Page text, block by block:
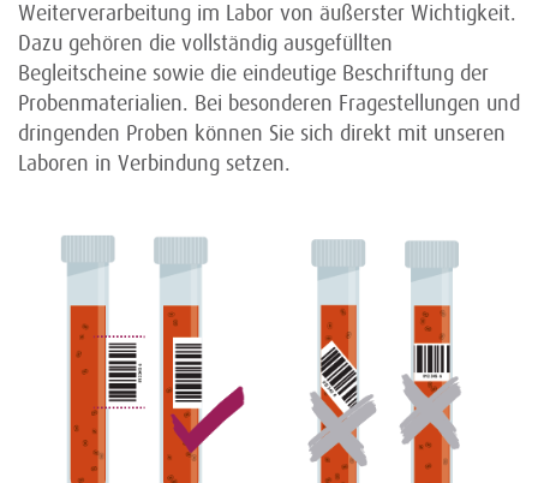
Weiterverarbeitung im Labor von äußerster Wichtigkeit.
Dazu gehören die vollständig ausgefüllten
Begleitscheine sowie die eindeutige Beschriftung der
Probenmaterialien. Bei besonderen Fragestellungen und
dringenden Proben können Sie sich direkt mit unseren
Laboren in Verbindung setzen.